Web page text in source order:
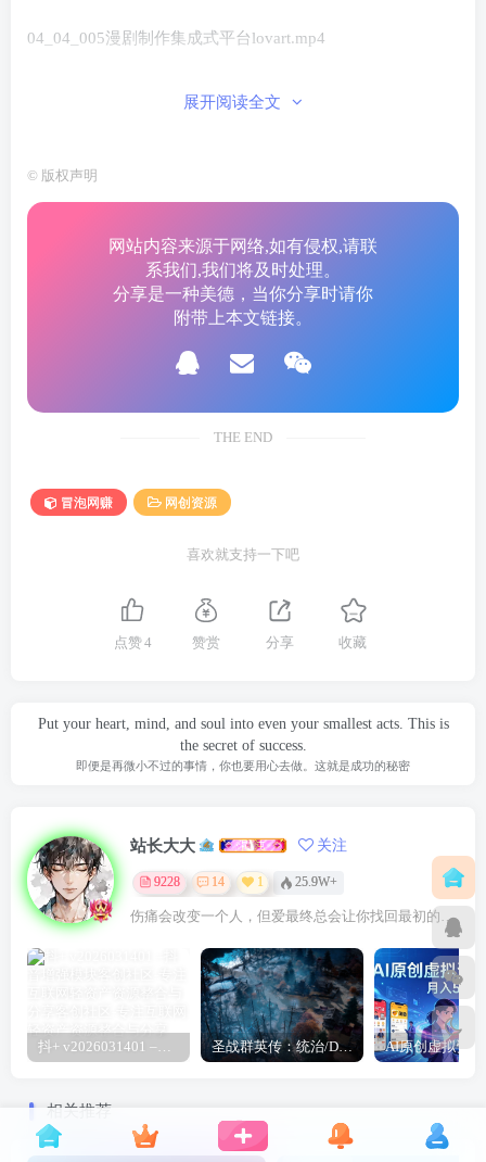
04_04_005漫剧制作集成式平台lovart.mp4
05_05_006codel漫剧平台使用教程.mp4
07_07_008漫剧工具平台介绍之突触AI.mp4
08_08_009漫剧平台巨日禄介绍.mp4
09_09_010漫剧平台之elser.mp4
10_10_011漫剧专业平台oii学习.mp4
11_11_012漫剧的剪辑和快速合成.mp4
✅副业爱好者，想靠批量制作漫剧稳定增收
✅剪辑爱好者，想要精进漫剧专属剪辑合成技巧
人而异，需结合自身努力与实操，合理运用课程所学内容，
同时严格遵守平台相关规则与相关法律法规*
展开阅读全文
© 版权声明
网站内容来源于网络,如有侵权,请联
系我们,我们将及时处理。
分享是一种美德，当你分享时请你
附带上本文链接。
THE END
冒泡网赚 网创资源
喜欢就支持一下吧
点赞4 赞赏 分享 收藏
Put your heart, mind, and soul into even your smallest acts. This is
the secret of success.
即便是再微小不过的事情，你也要用心去做。这就是成功的秘密
站长大大 关注
9228 14 1 25.9W+
伤痛会改变一个人，但爱最终总会让你找回最初的自己
抖+ v2026031401 –抖音增强模块 圣战群英传：统治/Disciples: Domination
相关推荐